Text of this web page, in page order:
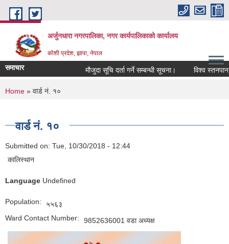
Skip to main content
अर्जुनधारा नगरपालिका, नगर कार्यपालिकाको कार्यालय
कोशी प्रदेश, झापा, नेपाल
समाचार मौजुदा सूचि दर्ता गर्ने सम्बन्धी सूचना। विश्व स्तनपान
You are here
Home » वार्ड नं. १०
वार्ड नं. १०
Submitted on: Tue, 10/30/2018 - 12:44
कालिस्थान
Language Undefined
Population:
५५६३
Ward Contact Number:
9852636001 वडा अध्यक्ष